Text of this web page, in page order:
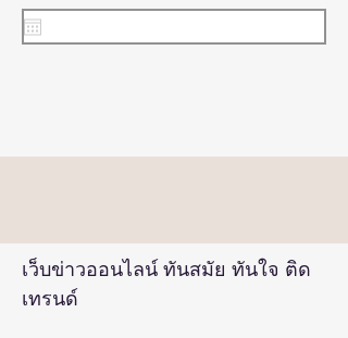
เว็บข่าวออนไลน์ ทันสมัย ทันใจ ติด
เทรนด์